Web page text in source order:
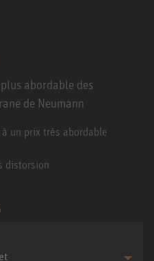
abordable des
de Neumann
un prix très abordable
distorsion